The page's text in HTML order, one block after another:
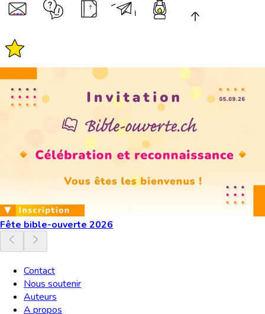
Fête bible-ouverte 2026
Contact
Nous soutenir
Auteurs
A propos